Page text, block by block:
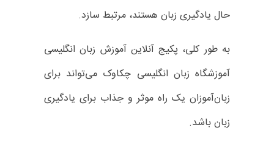
حال یادگیری زبان هستند، مرتبط سازد.
به طور کلی، پکیج‌ آنلاین آموزش زبان انگلیسی
آموزشگاه زبان انگلیسی چکاوک می‌تواند برای
زبان‌آموزان یک راه موثر و جذاب برای یادگیری
زبان باشد.